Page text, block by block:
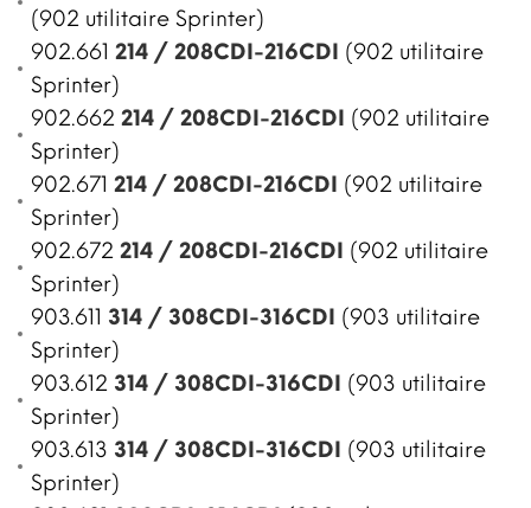
(902 utilitaire Sprinter)
902.661 214 / 208CDI-216CDI (902 utilitaire
Sprinter)
902.662 214 / 208CDI-216CDI (902 utilitaire
Sprinter)
902.671 214 / 208CDI-216CDI (902 utilitaire
Sprinter)
902.672 214 / 208CDI-216CDI (902 utilitaire
Sprinter)
903.611 314 / 308CDI-316CDI (903 utilitaire
Sprinter)
903.612 314 / 308CDI-316CDI (903 utilitaire
Sprinter)
903.613 314 / 308CDI-316CDI (903 utilitaire
Sprinter)